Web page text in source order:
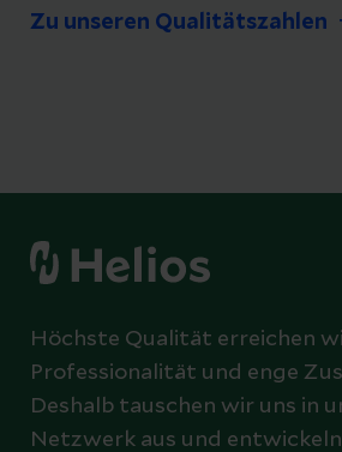
Zu unseren Qualitätszahlen
Höchste Qualität erreichen
Professionalität und enge
Deshalb tauschen wir uns in
Netzwerk aus und